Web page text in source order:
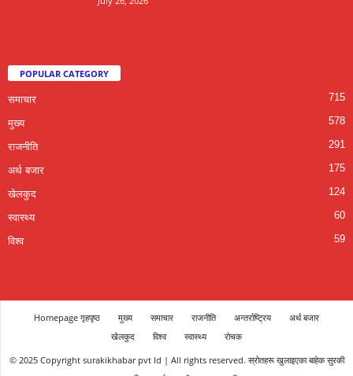
POPULAR CATEGORY
समाचार 715
मुख्य 578
राजनीति 291
अर्थ बजार 175
खेलकुद 124
स्वास्थ्य 60
विश्व 59
Homepage गृहपृष्ठ मुख्य समाचार राजनीति अन्तर्राष्ट्रिय
अर्थ बजार
खेलकुद
विश्व स्वास्थ्य
रोचक
© 2025 Copyright surakikhabar pvt ld | All rights reserved. स्रोतहरू खुलाइएका बाहेक सुरकी